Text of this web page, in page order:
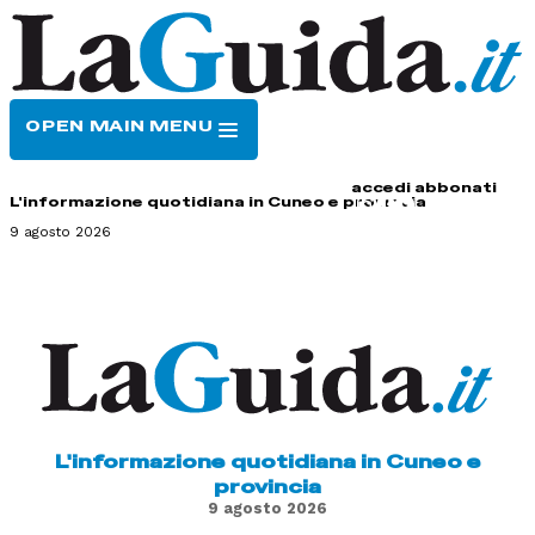
OPEN MAIN MENU
accedi abbonati
L'informazione quotidiana in Cuneo e provincia
9 agosto 2026
L'informazione quotidiana in Cuneo e
provincia
9 agosto 2026